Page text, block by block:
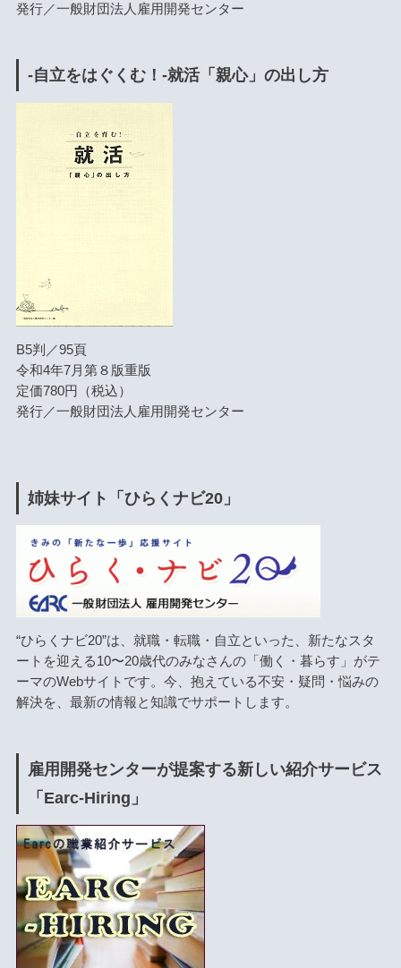
発行／一般財団法人雇用開発センター
-自立をはぐくむ！-就活「親心」の出し方
B5判／95頁
令和4年7月第８版重版
定価780円（税込）
発行／一般財団法人雇用開発センター
姉妹サイト「ひらくナビ20」
“ひらくナビ20”は、就職・転職・自立といった、新たなスタ
ートを迎える10〜20歳代のみなさんの「働く・暮らす」がテ
ーマのWebサイトです。今、抱えている不安・疑問・悩みの
解決を、最新の情報と知識でサポートします。
雇用開発センターが提案する新しい紹介サービス
「Earc-Hiring」